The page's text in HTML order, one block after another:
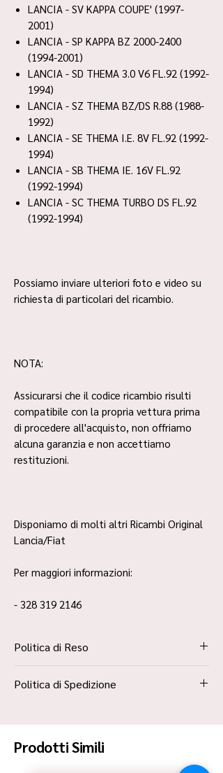
LANCIA - SV KAPPA COUPE' (1997-
2001)
LANCIA - SP KAPPA BZ 2000-2400
(1994-2001)
LANCIA - SD THEMA 3.0 V6 FL.92 (1992-
1994)
LANCIA - SZ THEMA BZ/DS R.88 (1988-
1992)
LANCIA - SE THEMA I.E. 8V FL.92 (1992-
1994)
LANCIA - SB THEMA IE. 16V FL.92
(1992-1994)
LANCIA - SC THEMA TURBO DS FL.92
(1992-1994)
Possiamo inviare ulteriori foto e video su
richiesta di particolari del ricambio.
NOTA:
Assicurarsi che il codice ricambio risulti
compatibile con la propria vettura prima
di procedere all'acquisto, non offriamo
alcuna garanzia e non accettiamo
restituzioni.
Disponiamo di molti altri Ricambi Original
Lancia/Fiat
Per maggiori informazioni:
- 328 319 2146
Politica di Reso
“Termini e Condizioni”
Politica di Spedizione
Prodotti Simili